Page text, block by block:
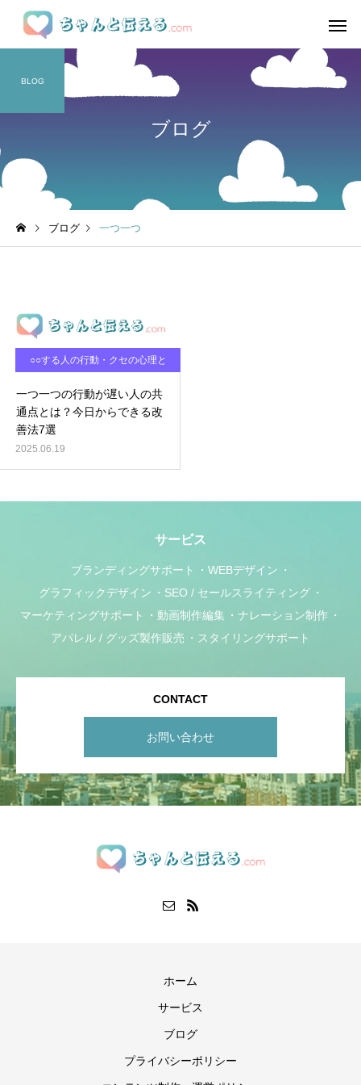
ブログ
BLOG
ブログ 一つ一つ
○○する人の行動・クセの心理と
一つ一つの行動が遅い人の共
通点とは？今日からできる改
善法7選
2025.06.19
サービス
ブランディングサポート
WEBデザイン
グラフィックデザイン
SEO / セールスライティング
マーケティングサポート
動画制作編集
ナレーション制作
アパレル / グッズ製作販売
スタイリングサポート
CONTACT
お問い合わせ
ホーム
サービス
ブログ
プライバシーポリシー